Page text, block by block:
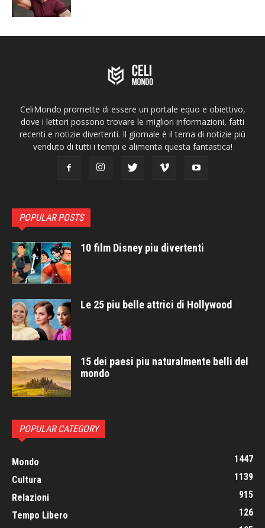
CeliMondo promette di essere un portale equo e obiettivo,
dove i lettori possono trovare le migliori informazioni, fatti
recenti e notizie divertenti. Il giornale è il tema di notizie più
venduto di tutti i tempi e alimenta questa fantastica!
POPULAR POSTS
10 film Disney piu divertenti
Le 25 piu belle attrici di Hollywood
15 dei paesi piu naturalmente belli del
mondo
POPULAR CATEGORY
Mondo
1447
Cultura
1139
Relazioni
915
Tempo Libero
126